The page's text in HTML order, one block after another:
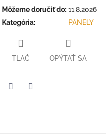
Môžeme doručiť do: 11.8.2026
Kategória: PANELY
TLAČ OPÝTAŤ SA